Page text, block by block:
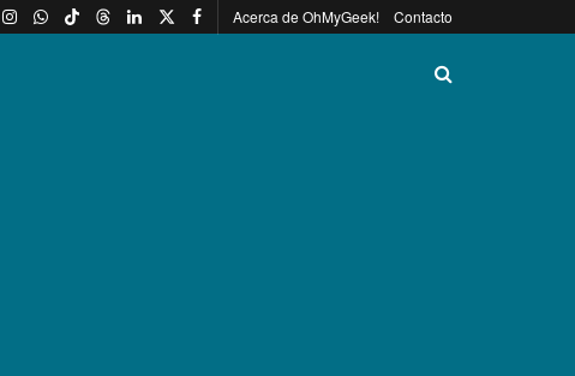
Acerca de OhMyGeek! Contacto